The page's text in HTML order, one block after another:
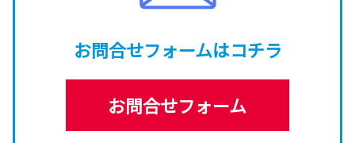
お問合せフォームはコチラ
お問合せフォーム